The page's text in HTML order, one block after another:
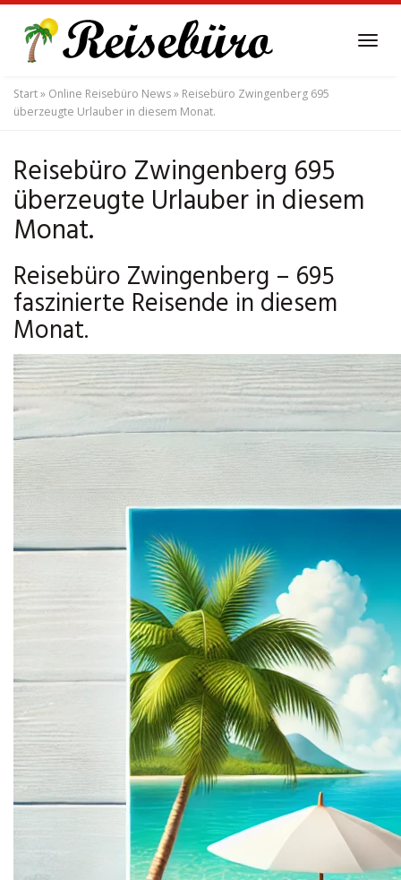
main
content
Start» Online Reisebüro News» Reisebüro Zwingenberg 695
überzeugte Urlauber in diesem Monat.
Reisebüro Zwingenberg 695
überzeugte Urlauber in diesem
Monat.
Reisebüro Zwingenberg – 695
faszinierte Reisende in diesem
Monat.